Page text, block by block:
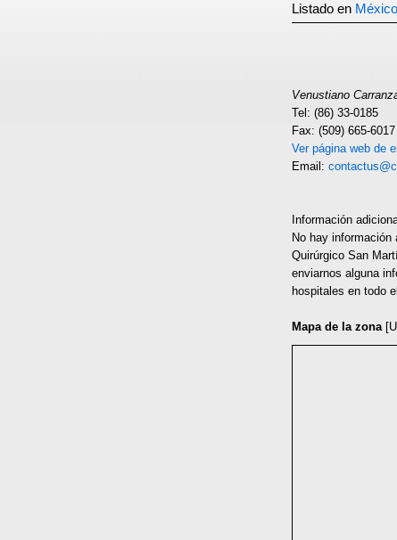
Listado en México
Venustiano
Tel: (86) 33-0185
Fax: (509) 665-6017
Ver página web de
Email:
Información
No hay información
Quirúrgico San
enviarnos alguna
hospitales en todo
Mapa de la zona